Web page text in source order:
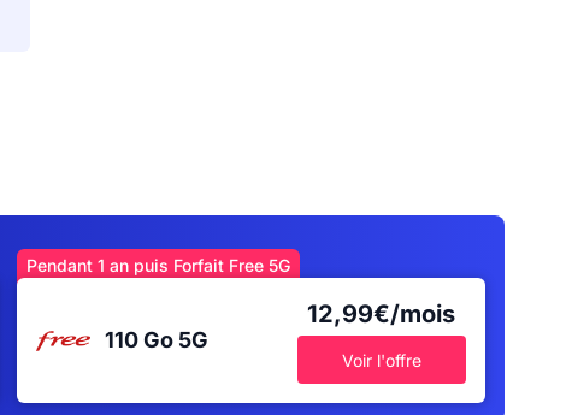
Pendant 1 an puis Forfait Free 5G
110 Go 5G
12,99€/mois
Voir l'offre